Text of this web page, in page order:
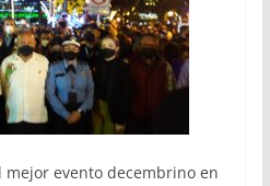
mejor evento decembrino en